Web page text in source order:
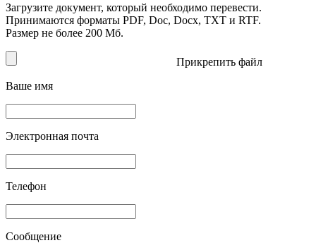
Загрузите документ, который необходимо перевести.
Принимаются форматы PDF, Doc, Docx, TXT и RTF.
Размер не более 200 Мб.
Прикрепить файл
Ваше имя
Электронная почта
Телефон
Сообщение